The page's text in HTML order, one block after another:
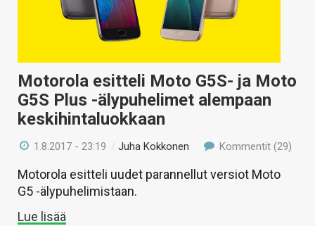
Motorola esitteli Moto G5S- ja Moto
G5S Plus -älypuhelimet alempaan
keskihintaluokkaan
1.8.2017 - 23:19 /Juha Kokkonen Kommentit (29)
Motorola esitteli uudet parannellut versiot Moto
G5 -älypuhelimistaan.
Lue lisää